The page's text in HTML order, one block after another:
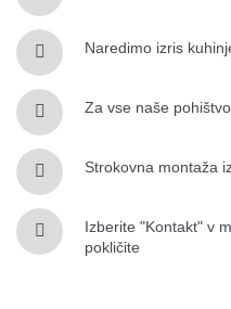
Naredimo izris
Za vse naše
Strokovna montaža
Izberite "Kontakt" v
pokličite